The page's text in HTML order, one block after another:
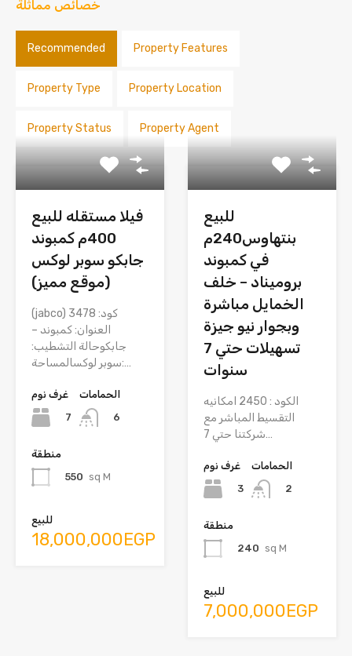
خصائص مماثلة
Recommended Property Features
Property Type Property Location
Property Status Property Agent
فيلا مستقله للبيع
400م كمبوند
جابكو سوبر لوكس
(موقع مميز)
(jabco) كود: 3478
العنوان: كمبوند –
جابكوحالة التشطيب:
سوبر لوكسالمساحة:…
غرف نوم
7
الحمامات
6
منطقة
550 sq M
للبيع
18,000,000EGP
للبيع
بنتهاوس240م
في كمبوند
بروميناد – خلف
الخمايل مباشرة
وبجوار نيو جيزة
تسهيلات حتي 7
سنوات
الكود : 2450 امكانيه
التقسيط المباشر مع
شركتنا حتي 7…
غرف نوم
3
الحمامات
2
منطقة
240 sq M
للبيع
7,000,000EGP